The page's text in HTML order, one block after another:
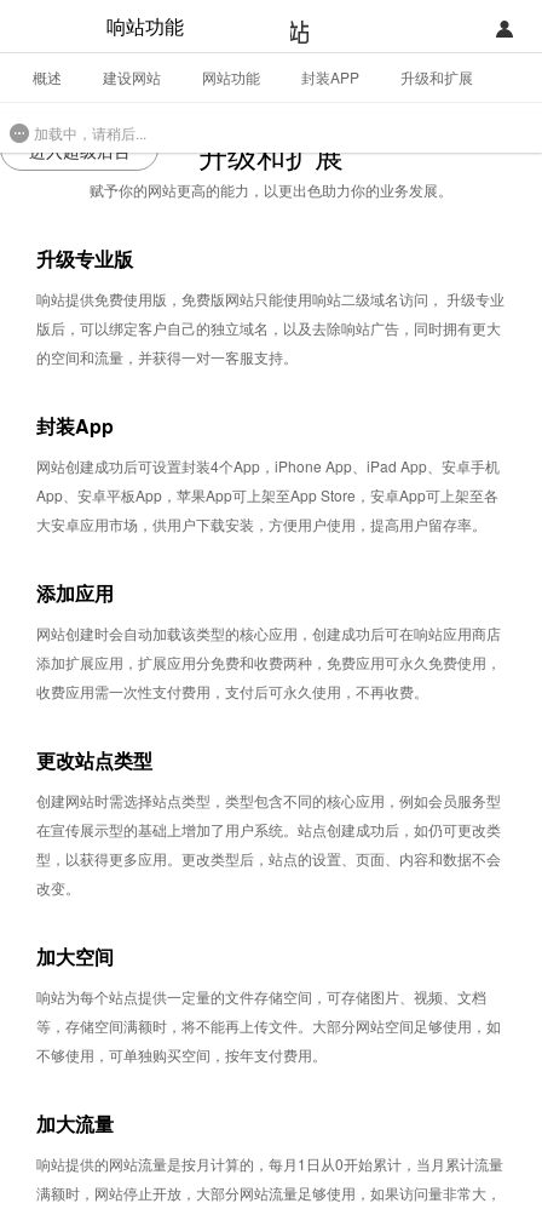
登录
注册
联系销售部门
开始免费使用
首页
开发类型
价格
案例
社区
合作
响站功能
概述 建设网站 网站功能 封装APP 升级和扩展
进入超级后台 升级和扩展
赋予你的网站更高的能力，以更出色助力你的业务发展。
升级专业版
响站提供免费使用版，免费版网站只能使用响站二级域名访问， 升级专业
版后，可以绑定客户自己的独立域名，以及去除响站广告，同时拥有更大
的空间和流量，并获得一对一客服支持。
封装App
网站创建成功后可设置封装4个App，iPhone App、iPad App、安卓手机
App、安卓平板App，苹果App可上架至App Store，安卓App可上架至各
大安卓应用市场，供用户下载安装，方便用户使用，提高用户留存率。
添加应用
网站创建时会自动加载该类型的核心应用，创建成功后可在响站应用商店
添加扩展应用，扩展应用分免费和收费两种，免费应用可永久免费使用，
收费应用需一次性支付费用，支付后可永久使用，不再收费。
更改站点类型
创建网站时需选择站点类型，类型包含不同的核心应用，例如会员服务型
在宣传展示型的基础上增加了用户系统。站点创建成功后，如仍可更改类
型，以获得更多应用。更改类型后，站点的设置、页面、内容和数据不会
改变。
加大空间
响站为每个站点提供一定量的文件存储空间，可存储图片、视频、文档
等，存储空间满额时，将不能再上传文件。大部分网站空间足够使用，如
不够使用，可单独购买空间，按年支付费用。
加大流量
响站提供的网站流量是按月计算的，每月1日从0开始累计，当月累计流量
满额时，网站停止开放，大部分网站流量足够使用，如果访问量非常大，
加载中，请稍后...